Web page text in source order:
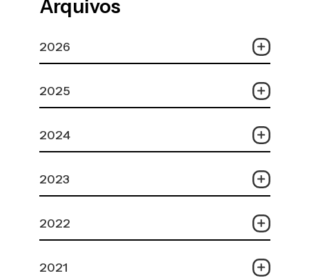
Arquivos
2026
2025
2024
2023
2022
2021